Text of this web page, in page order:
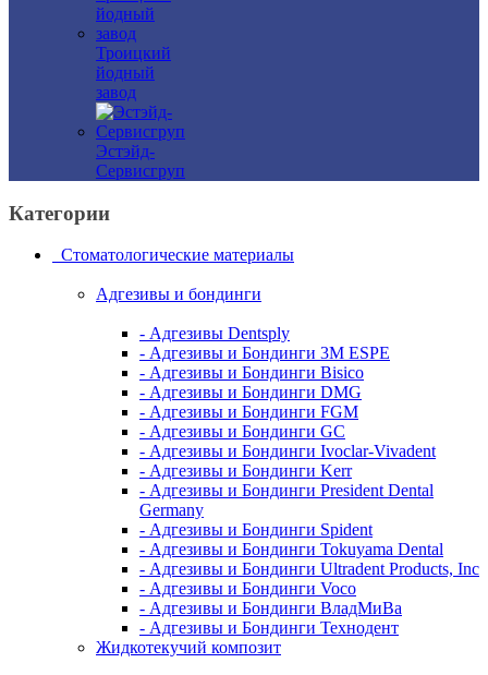
Троицкий
йодный
завод
Эстэйд-
Сервисгруп
Категории
Стоматологические материалы
Адгезивы и бондинги
- Адгезивы Dentsply
- Адгезивы и Бондинги 3M ESPE
- Адгезивы и Бондинги Bisico
- Адгезивы и Бондинги DMG
- Адгезивы и Бондинги FGM
- Адгезивы и Бондинги GC
- Адгезивы и Бондинги Ivoclar-Vivadent
- Адгезивы и Бондинги Kerr
- Адгезивы и Бондинги President Dental
Germany
- Адгезивы и Бондинги Spident
- Адгезивы и Бондинги Tokuyama Dental
- Адгезивы и Бондинги Ultradent Products, Inc
- Адгезивы и Бондинги Voco
- Адгезивы и Бондинги ВладМиВа
- Адгезивы и Бондинги Технодент
Жидкотекучий композит